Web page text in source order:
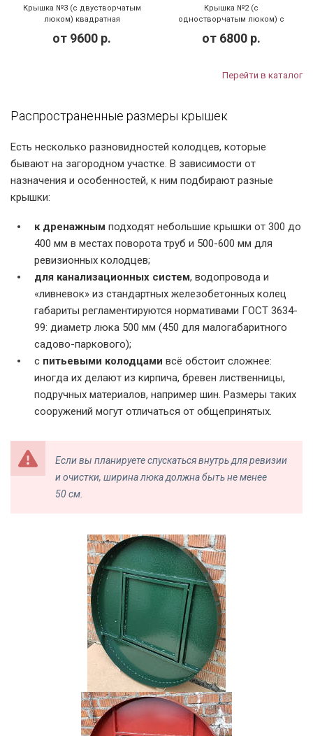
Крышка №3 (с двустворчатым
люком) квадратная
от 9600 р.
Крышка №2 (с
одностворчатым люком) с
от 6800 р.
Перейти в каталог
Распространенные размеры крышек
Есть несколько разновидностей колодцев, которые
бывают на загородном участке. В зависимости от
назначения и особенностей, к ним подбирают разные
крышки:
к дренажным подходят небольшие крышки от 300 до
400 мм в местах поворота труб и 500-600 мм для
ревизионных колодцев;
для канализационных систем, водопровода и
«ливневок» из стандартных железобетонных колец
габариты регламентируются нормативами ГОСТ 3634-
99: диаметр люка 500 мм (450 для малогабаритного
садово-паркового);
с питьевыми колодцами всё обстоит сложнее:
иногда их делают из кирпича, бревен лиственницы,
подручных материалов, например шин. Размеры таких
сооружений могут отличаться от общепринятых.
Если вы планируете спускаться внутрь для ревизии
и очистки, ширина люка должна быть не менее
50 см.